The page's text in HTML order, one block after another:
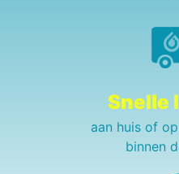
Snelle
aan huis of
binnen